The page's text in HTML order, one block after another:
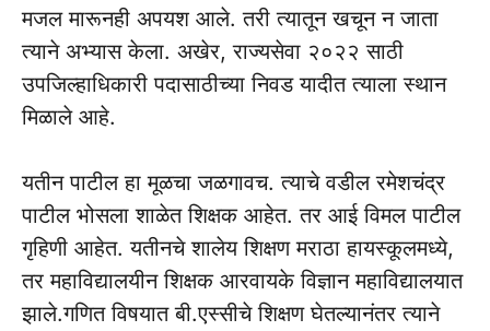
मजल मारूनही अपयश आले. तरी त्‍यातून खचून न जाता
त्याने अभ्यास केला. अखेर, राज्‍यसेवा २०२२ साठी
उपजिल्‍हाधिकारी पदासाठीच्‍या निवड यादीत त्‍याला स्‍थान
मिळाले आहे.
यतीन पाटील हा मूळचा जळगावच. त्याचे वडील रमेशचंद्र
पाटील भोसला शाळेत शिक्षक आहेत. तर आई विमल पाटील
गृहिणी आहेत. यतीनचे शालेय शिक्षण मराठा हायस्‍कूलमध्ये,
तर महाविद्यालयीन शिक्षक आरवायके विज्ञान महाविद्यालयात
झाले.गणित विषयात बी.एस्सीचे शिक्षण घेतल्‍यानंतर त्‍याने